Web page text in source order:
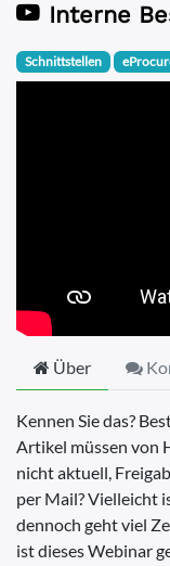
Schnittstellen
Über
Kennen Sie das?
Artikel müssen von
nicht aktuell,
per Mail? Vielleicht
dennoch geht viel
ist dieses Webinar